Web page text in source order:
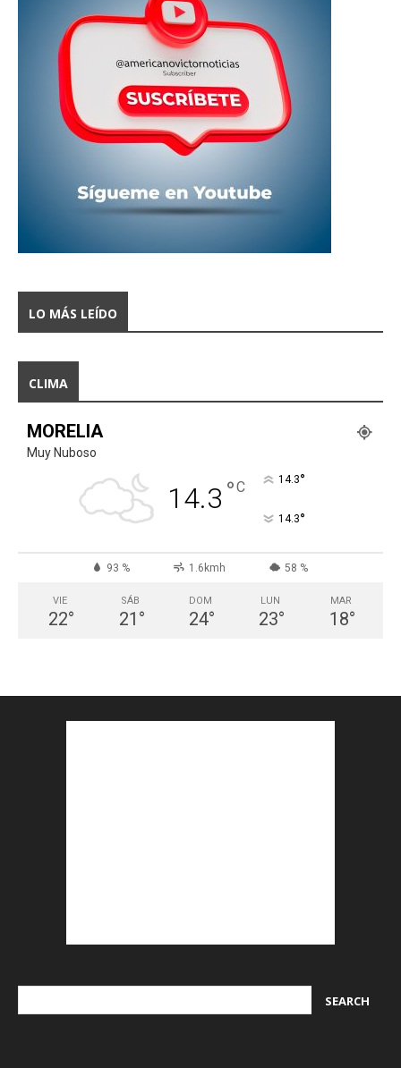
LO MÁS LEÍDO
CLIMA
MORELIA
Muy Nuboso
14.3 °C 14.3°
14.3°
93 % 1.6kmh 58 %
VIE
22°
SÁB
21 °
DOM
24°
LUN
23°
MAR
18°